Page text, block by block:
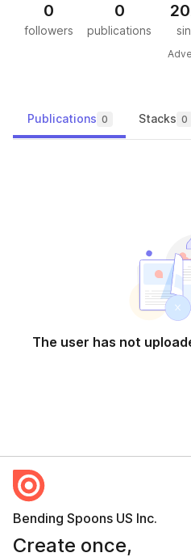
0
followers
0
publications
Publications 0 Stacks 0
The user has not
Bending Spoons US Inc.
Create once,